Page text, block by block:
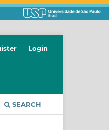
SEARCH
Login